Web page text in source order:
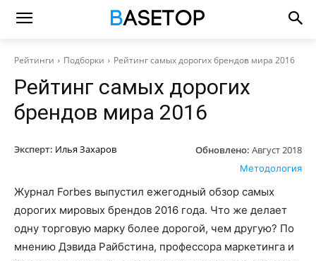
Рейтинги Подборки Рейтинг самых дорогих брендов мира 2016
Рейтинг самых дорогих
брендов мира 2016
Эксперт: Илья Захаров Обновлено: Август 2018
Методология
Журнал Forbes выпустил ежегодный обзор самых
дорогих мировых брендов 2016 года. Что же делает
одну торговую марку более дорогой, чем другую? По
мнению Дэвида Райбстина, профессора маркетинга и